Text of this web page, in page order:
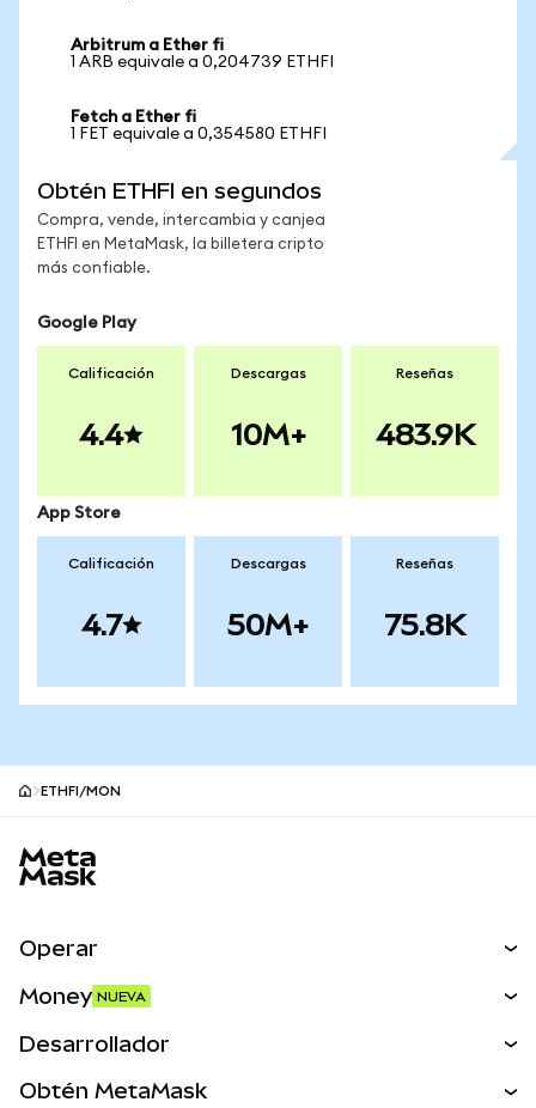
Arbitrum a Ether fi
1 ARB equivale a 0,204739 ETHFI
Fetch a Ether fi
1 FET equivale a 0,354580 ETHFI
Obtén ETHFI en segundos
Compra, vende, intercambia y canjea
ETHFI en MetaMask, la billetera cripto
más confiable.
Google Play
Calificación
4.4
Descargas
10M+
Reseñas
483.9K
App Store
Calificación
4.7
Descargas
50M+
Reseñas
75.8K
ETHFI/MON
Operar
Activos del mundo real
Money NUEVA
Desarrollador
Obtén MetaMask